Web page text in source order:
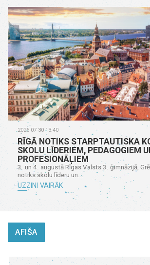
2026-07-30 13:40
RĪGĀ NOTIKS STARPTAUTISKA
SKOLU LĪDERIEM, PEDAGOGIEM
PROFESIONĀĻIEM
3. un 4. augustā Rīgas Valsts 3. ģimnāzijā,
notiks skolu līderu un...
UZZINI VAIRĀK
AFIŠA